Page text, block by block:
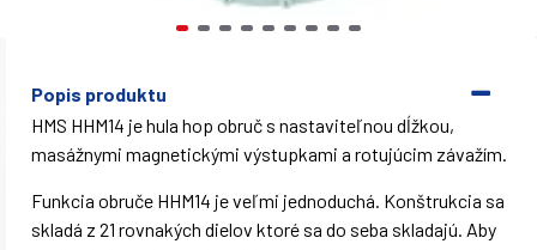
Popis produktu
HMS HHM14 je hula hop obruč s nastaviteľnou dĺžkou,
masážnymi magnetickými výstupkami a rotujúcim závažím.
Funkcia obruče HHM14 je veľmi jednoduchá. Konštrukcia sa
skladá z 21 rovnakých dielov ktoré sa do seba skladajú. Aby